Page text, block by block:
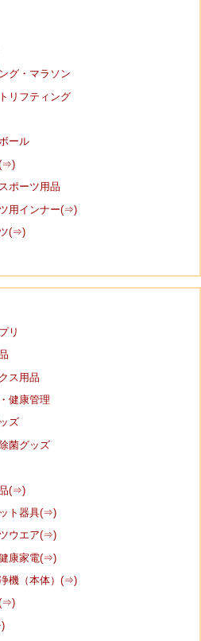
グ・マラソン
リフティング
ール
ポーツ用品
用インナー(⇒)
(⇒)
リ
ス用品
健康管理
ズ
菌グッズ
(⇒)
ト器具(⇒)
ウエア(⇒)
康家電(⇒)
機（本体）(⇒)